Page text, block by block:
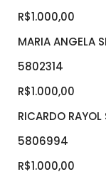
R$1.000,00
MARIA ANGELA
5802314
R$1.000,00
RICARDO
5806994
R$1.000,00